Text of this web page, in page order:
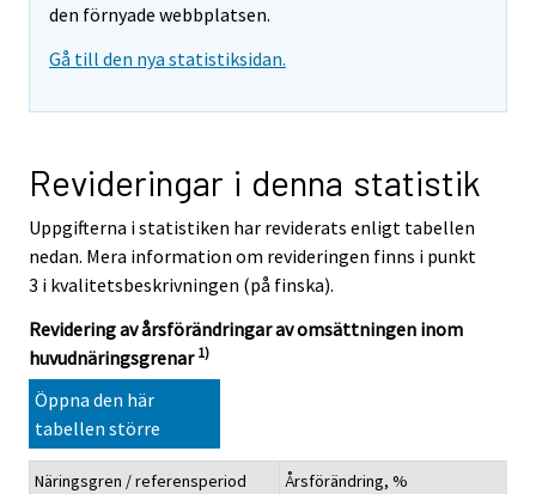
den förnyade webbplatsen.
Gå till den nya statistiksidan.
Revideringar i denna statistik
Uppgifterna i statistiken har reviderats enligt tabellen
nedan. Mera information om revideringen finns i punkt
3 i kvalitetsbeskrivningen (på finska).
Revidering av årsförändringar av omsättningen inom
huvudnäringsgrenar 1)
Öppna den här
tabellen större
Näringsgren / referensperiod
Årsförändring, %